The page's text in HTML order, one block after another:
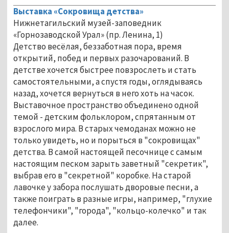
Выставка «Сокровища детства»
Нижнетагильский музей-заповедник
«Горнозаводской Урал» (пр. Ленина, 1)
Детство весёлая, беззаботная пора, время
открытий, побед и первых разочарований. В
детстве хочется быстрее повзрослеть и стать
самостоятельными, а спустя годы, оглядываясь
назад, хочется вернуться в него хоть на часок.
Выставочное пространство объединено одной
темой - детским фольклором, спрятанным от
взрослого мира. В старых чемоданах можно не
только увидеть, но и порыться в "сокровищах"
детства. В самой настоящей песочнице с самым
настоящим песком зарыть заветный "секретик",
выбрав его в "секретной" коробке. На старой
лавочке у забора послушать дворовые песни, а
также поиграть в разные игры, например, "глухие
телефончики", "города", "кольцо-колечко" и так
далее.